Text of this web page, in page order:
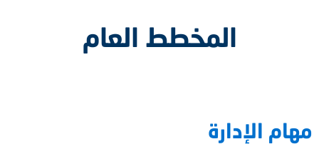
المخطط العام
مهام الإدارة